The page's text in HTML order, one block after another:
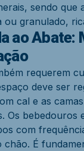
sendo que
ou granulado,
ao Abate:
requerem
deve ser
cal e as
Os bebedouros
com
chão. É